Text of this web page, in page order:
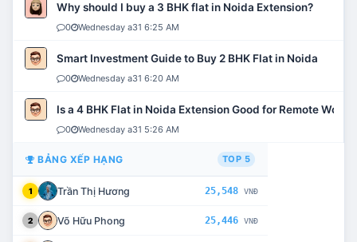
Why should I buy a 3 BHK flat in Noida Extension?
0 Wednesday a31 6:25 AM
Smart Investment Guide to Buy 2 BHK Flat in Noida
0 Wednesday a31 6:20 AM
Is a 4 BHK Flat in Noida Extension Good for Remote Work?
0 Wednesday a31 5:26 AM
BẢNG XẾP HẠNG TOP 5
1 Trần Thị Hương 25,548 VNĐ
2 Võ Hữu Phong 25,446 VNĐ